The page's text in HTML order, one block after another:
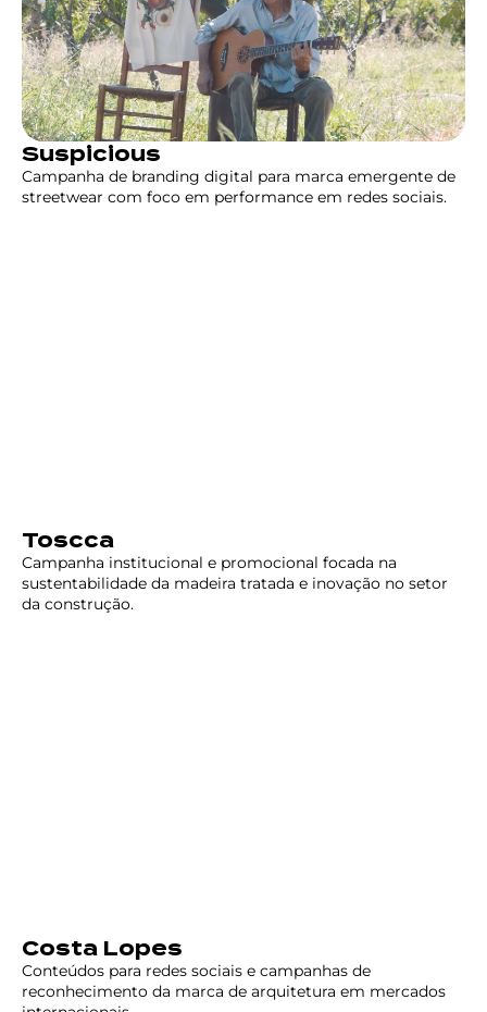
Suspicious
Campanha de branding digital para marca emergente de
streetwear com foco em performance em redes sociais.
Toscca
Campanha institucional e promocional focada na
sustentabilidade da madeira tratada e inovação no setor
da construção.
Costa Lopes
Conteúdos para redes sociais e campanhas de
reconhecimento da marca de arquitetura em mercados